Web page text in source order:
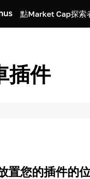
點Market Cap探索
插件
置您的插件的